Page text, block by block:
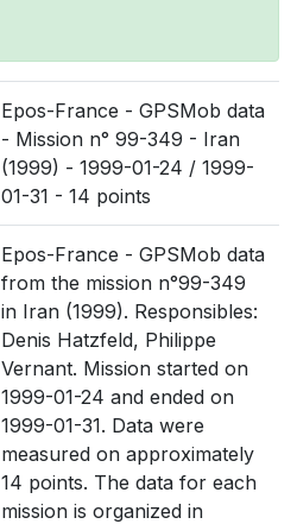
Epos-France - GPSMob data
- Mission n° 99-349 - Iran
(1999) - 1999-01-24 / 1999-
01-31 - 14 points
Epos-France - GPSMob data
from the mission n°99-349
in Iran (1999). Responsibles:
Denis Hatzfeld, Philippe
Vernant. Mission started on
1999-01-24 and ended on
1999-01-31. Data were
measured on approximately
14 points. The data for each
mission is organized in